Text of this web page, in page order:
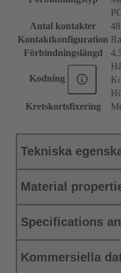
Antal kontakter
48
Kontaktkonfiguration
Förbindningslängd
Kodning
Kretskortsfixering
Tekniska
Material
Specifications
Kommersiella